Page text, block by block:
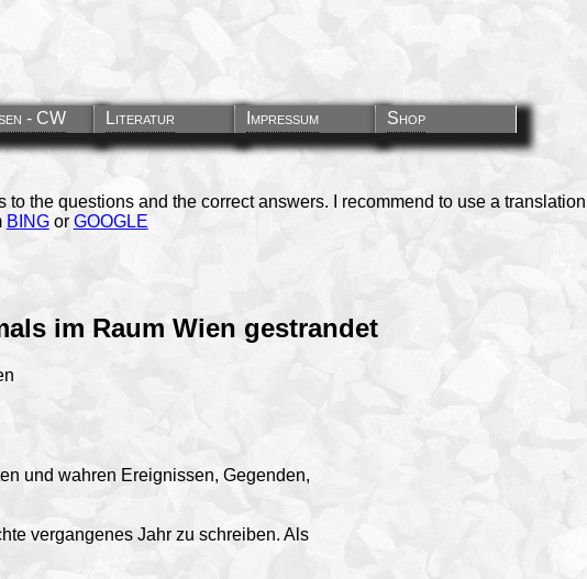
- CW Literatur Impressum Shop
to the questions and the correct answers. I recommend to use a translation
BINGor GOOGLE
im Raum Wien gestrandet
und wahren Ereignissen, Gegenden,
vergangenes Jahr zu schreiben. Als